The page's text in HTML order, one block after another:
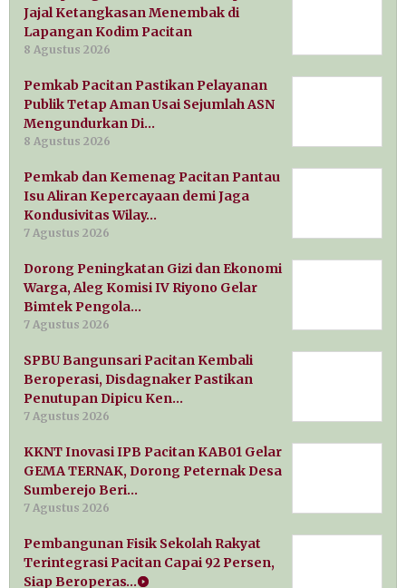
Jajal Ketangkasan Menembak di
Lapangan Kodim Pacitan
8 Agustus 2026
Pemkab Pacitan Pastikan Pelayanan
Publik Tetap Aman Usai Sejumlah ASN
Mengundurkan Di…
8 Agustus 2026
Pemkab dan Kemenag Pacitan Pantau
Isu Aliran Kepercayaan demi Jaga
Kondusivitas Wilay…
7 Agustus 2026
Dorong Peningkatan Gizi dan Ekonomi
Warga, Aleg Komisi IV Riyono Gelar
Bimtek Pengola…
7 Agustus 2026
SPBU Bangunsari Pacitan Kembali
Beroperasi, Disdagnaker Pastikan
Penutupan Dipicu Ken…
7 Agustus 2026
KKNT Inovasi IPB Pacitan KAB01 Gelar
GEMA TERNAK, Dorong Peternak Desa
Sumberejo Beri…
7 Agustus 2026
Pembangunan Fisik Sekolah Rakyat
Terintegrasi Pacitan Capai 92 Persen,
Siap Beroperas…